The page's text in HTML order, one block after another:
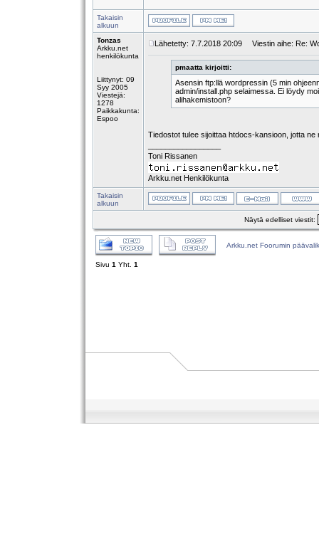
Takaisin
alkuun
Tonzas
Arkku.net
henkilökunta
Liittynyt: 09
Syy 2005
Viestejä:
1278
Paikkakunta:
Espoo
Lähetetty: 7.7.2018 20:09 Viestin aihe: Re:
pmaatta kirjoitti:
Asensin ftp:llä wordpressin (5 min
admin/install.php selaimessa. Ei löydy
alihakemistoon?
Tiedostot tulee sijoittaa htdocs-kansioon, jotta
Toni Rissanen
Arkku.net Henkilökunta
Takaisin
alkuun
Näytä edelliset viestit:
Arkku.net Foorumin
Sivu 1 Yht. 1